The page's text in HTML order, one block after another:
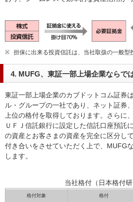
※ 担保に出来る投資信託は、当社取扱の一般型
4. MUFG、東証一部上場企業ならで
東証一部上場企業のカブドットコム証券
ル・グループの一社であり、ネット証券
上位の格付を取得しております。さらに
ＵＦＪ信託銀行に設定した信託口座預託
の資産とお客さまの資産を完全に区分し
付き合いをさせていただく上で、MUFG
します。
当社格付（日本格付研
格付対象 格付